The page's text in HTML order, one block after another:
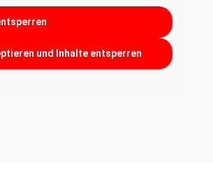
und Inhalte entsperren